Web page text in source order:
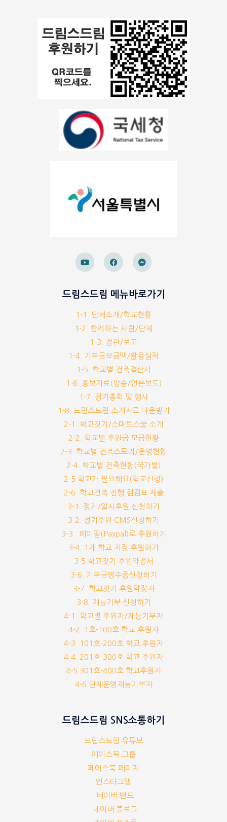
드림스드림 메뉴바로가기
1-1. 단체소개/학교현황
1-2. 함께하는 사람/단체
1-3. 정관/로고
1-4. 기부금모금액/활용실적
1-5. 학교별 건축결산서
1-6. 홍보자료(방송/언론보도)
1-7. 정기총회 및 행사
1-8. 드림스드림 소개자료 다운받기
2-1. 학교짓기/스마트스쿨 소개
2-2. 학교별 후원금 모금현황
2-3. 학교별 건축스토리/운영현황
2-4. 학교별 건축현황(국가별)
2-5 학교가 필요해요(학교신청)
2-6. 학교건축 진행 점검표 제출
3-1. 정기/일시후원 신청하기
3-2. 정기후원 CMS신청하기
3-3.. 페이팔(Paypal)로 후원하기
3-4. 1개 학교 지정 후원하기
3-5.학교짓기 후원약정서
3-6. 기부금영수증신청하기
3-7. 학교짓기 후원약정자
3-8. 재능기부 신청하기
4-1. 학교별 후원자/재능기부자
4-2. 1호-100호 학교 후원자
4-3. 101호-200호 학교 후원자
4-4. 201호-300호 학교 후원자
4-5 301호-400호 학교후원자
4-6 단체운영재능기부자
드림스드림 SNS소통하기
드림스드림 유튜브
페이스북 그룹
페이스북 페이지
인스타그램
네이버 밴드
네이버 블로그